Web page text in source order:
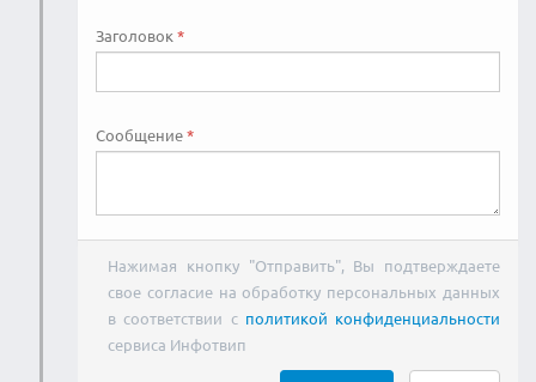
Заголовок
Сообщение
Нажимая кнопку "Отправить", Вы подтверждаете
свое согласие на обработку персональных данных
в соответствии с политикой конфиденциальности
сервиса Инфотвип